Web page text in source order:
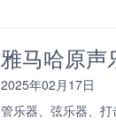
雅马哈原声
2025年02月17日
管乐器、弦乐器、打